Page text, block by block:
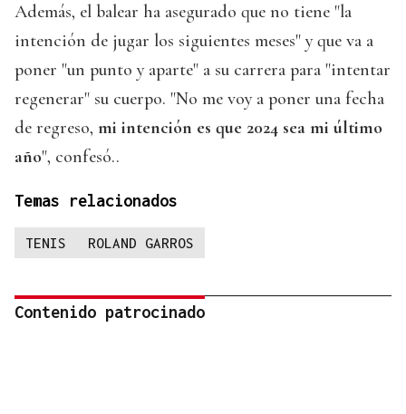
Además, el balear ha asegurado que no tiene "la
intención de jugar los siguientes meses" y que va a
poner "un punto y aparte" a su carrera para "intentar
regenerar" su cuerpo. "No me voy a poner una fecha
de regreso, mi intención es que 2024 sea mi último
año", confesó..
Temas relacionados
TENIS ROLAND GARROS
Contenido patrocinado